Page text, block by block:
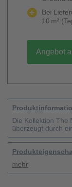
Bei
10 m²
Angebot
Die Kollektion The
überzeugt durch
mehr